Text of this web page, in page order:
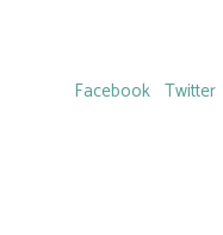
Facebook Twitter